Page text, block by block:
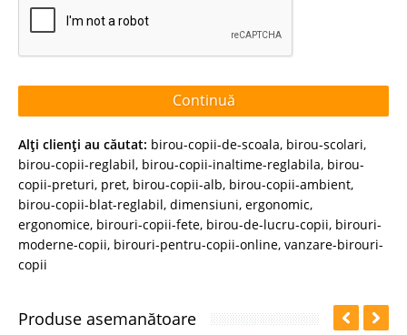
Continuă
Alţi clienţi au căutat: birou-copii-de-scoala, birou-scolari,
birou-copii-reglabil, birou-copii-inaltime-reglabila, birou-
copii-preturi, pret, birou-copii-alb, birou-copii-ambient,
birou-copii-blat-reglabil, dimensiuni, ergonomic,
ergonomice, birouri-copii-fete, birou-de-lucru-copii, birouri-
moderne-copii, birouri-pentru-copii-online, vanzare-birouri-
copii
Produse asemanătoare